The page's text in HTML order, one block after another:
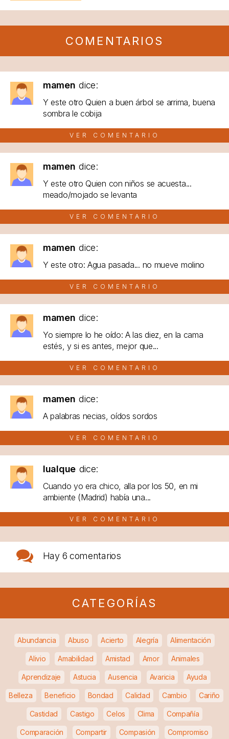
COMENTARIOS
mamen dice:
Y este otro Quien a buen árbol se arrima, buena
sombra le cobija
VER COMENTARIO
mamen dice:
Y este otro Quien con niños se acuesta...
meado/mojado se levanta
VER COMENTARIO
mamen dice:
Y este otro: Agua pasada... no mueve molino
VER COMENTARIO
mamen dice:
Yo siempre lo he oído: A las diez, en la cama
estés, y si es antes, mejor que...
VER COMENTARIO
mamen dice:
A palabras necias, oídos sordos
VER COMENTARIO
lualque dice:
Cuando yo era chico, alla por los 50, en mi
ambiente (Madrid) había una...
VER COMENTARIO
Hay 6 comentarios
CATEGORÍAS
Abundancia Abuso Acierto Alegría Alimentación
Alivio Amabilidad Amistad Amor Animales
Aprendizaje Astucia Ausencia Avaricia Ayuda
Belleza Beneficio Bondad Calidad Cambio Cariño
Castidad Castigo Celos Clima Compañía
Comparación Compartir Compasión Compromiso